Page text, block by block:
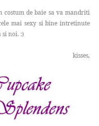
de baie sa va mandriti
mai sexy si bine intretinute
si noi. :)
kisses,